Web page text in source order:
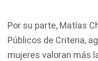
Por su parte, Matías
Públicos de Criteria,
mujeres valoran más